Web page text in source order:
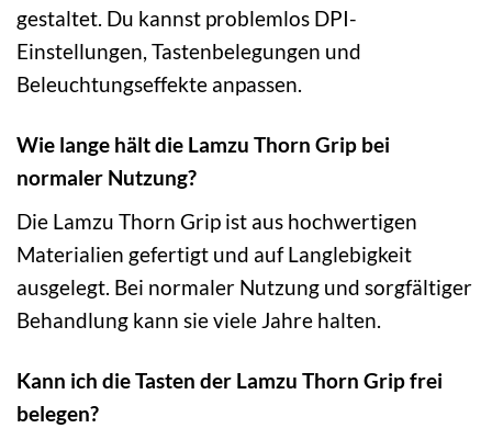
gestaltet. Du kannst problemlos DPI-
Einstellungen, Tastenbelegungen und
Beleuchtungseffekte anpassen.
Wie lange hält die Lamzu Thorn Grip bei
normaler Nutzung?
Die Lamzu Thorn Grip ist aus hochwertigen
Materialien gefertigt und auf Langlebigkeit
ausgelegt. Bei normaler Nutzung und sorgfältiger
Behandlung kann sie viele Jahre halten.
Kann ich die Tasten der Lamzu Thorn Grip frei
belegen?